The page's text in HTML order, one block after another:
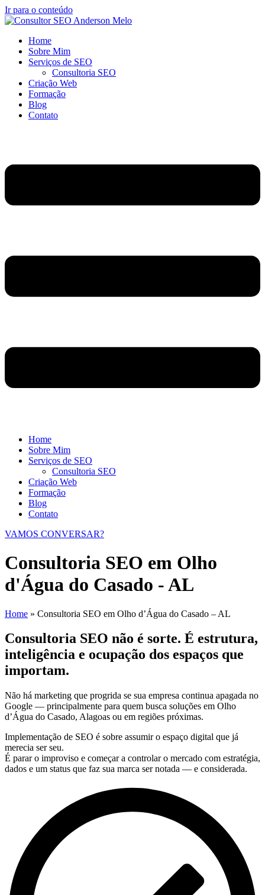
Ir para o conteúdo
Home
Sobre Mim
Serviços de SEO
Consultoria SEO
Criação Web
Formação
Blog
Contato
Home
Sobre Mim
Serviços de SEO
Consultoria SEO
Criação Web
Formação
Blog
Contato
VAMOS CONVERSAR?
Consultoria SEO em Olho
d'Água do Casado - AL
Home » Consultoria SEO em Olho d’Água do Casado – AL
Consultoria SEO não é sorte. É estrutura,
inteligência e ocupação dos espaços que
importam.
Não há marketing que progrida se sua empresa continua apagada no
Google — principalmente para quem busca soluções em Olho
d’Água do Casado, Alagoas ou em regiões próximas.
Implementação de SEO é sobre assumir o espaço digital que já
merecia ser seu.
É parar o improviso e começar a controlar o mercado com estratégia,
dados e um status que faz sua marca ser notada — e considerada.